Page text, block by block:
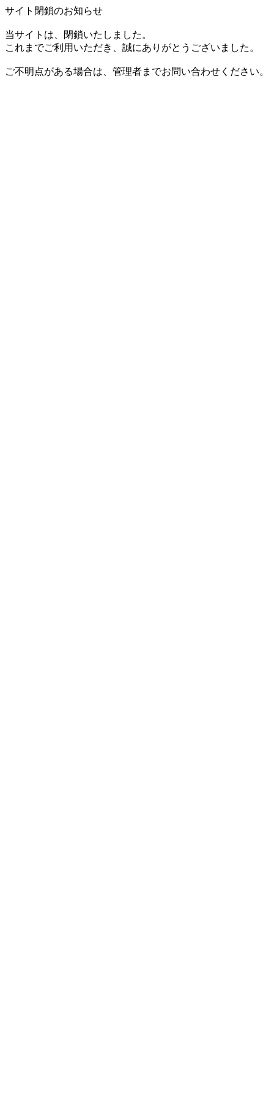
サイト閉鎖のお知らせ
当サイトは、閉鎖いたしました。
これまでご利用いただき、誠にありがとうございました。
ご不明点がある場合は、管理者までお問い合わせください。